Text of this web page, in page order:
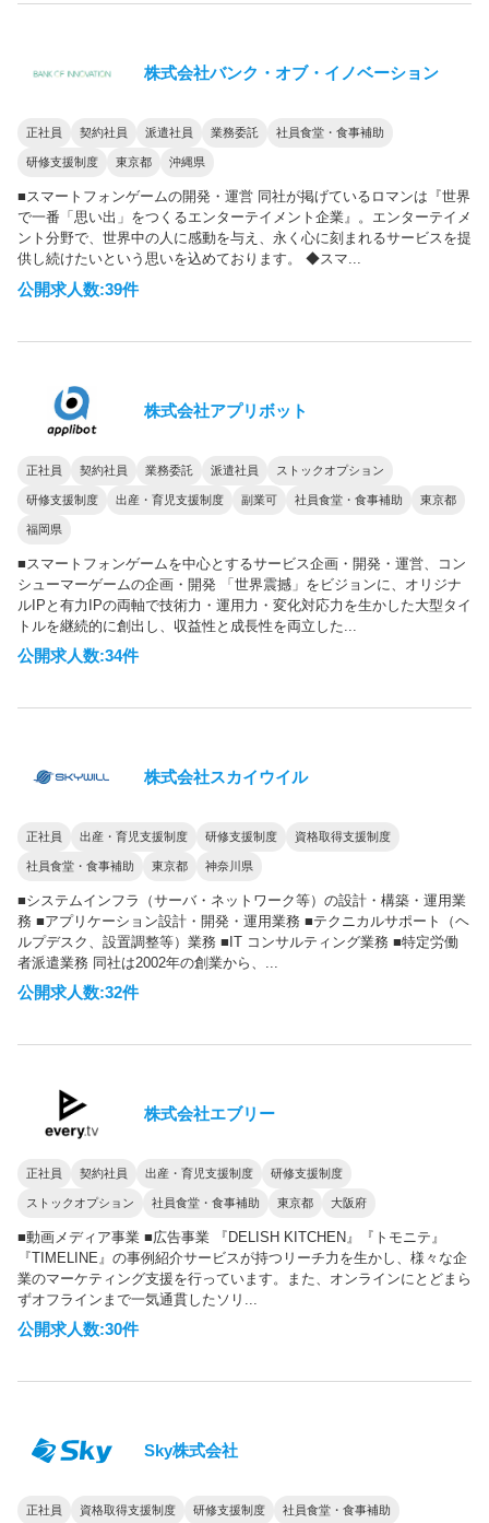
株式会社バンク・オブ・イノベーション
正社員 契約社員 派遣社員 業務委託 社員食堂・食事補助
研修支援制度 東京都 沖縄県
■スマートフォンゲームの開発・運営 同社が掲げているロマンは『世界
で一番「思い出」をつくるエンターテイメント企業』。エンターテイメ
ント分野で、世界中の人に感動を与え、永く心に刻まれるサービスを提
供し続けたいという思いを込めております。 ◆スマ...
公開求人数:39件
株式会社アプリボット
正社員 契約社員 業務委託 派遣社員 ストックオプション
研修支援制度 出産・育児支援制度 副業可 社員食堂・食事補助 東京都
福岡県
■スマートフォンゲームを中心とするサービス企画・開発・運営、コン
シューマーゲームの企画・開発 「世界震撼」をビジョンに、オリジナ
ルIPと有力IPの両軸で技術力・運用力・変化対応力を生かした大型タイ
トルを継続的に創出し、収益性と成長性を両立した...
公開求人数:34件
株式会社スカイウイル
正社員 出産・育児支援制度 研修支援制度 資格取得支援制度
社員食堂・食事補助 東京都 神奈川県
■システムインフラ（サーバ・ネットワーク等）の設計・構築・運用業
務 ■アプリケーション設計・開発・運用業務 ■テクニカルサポート（ヘ
ルプデスク、設置調整等）業務 ■IT コンサルティング業務 ■特定労働
者派遣業務 同社は2002年の創業から、...
公開求人数:32件
株式会社エブリー
正社員 契約社員 出産・育児支援制度 研修支援制度
ストックオプション 社員食堂・食事補助 東京都 大阪府
■動画メディア事業 ■広告事業 『DELISH KITCHEN』『トモニテ』
『TIMELINE』の事例紹介サービスが持つリーチ力を生かし、様々な企
業のマーケティング支援を行っています。また、オンラインにとどまら
ずオフラインまで一気通貫したソリ...
公開求人数:30件
Sky株式会社
正社員 資格取得支援制度 研修支援制度 社員食堂・食事補助